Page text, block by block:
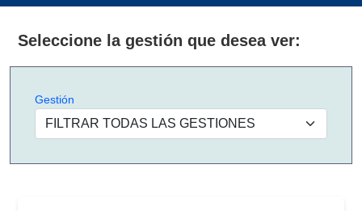
Seleccione la gestión que desea ver:
Gestión